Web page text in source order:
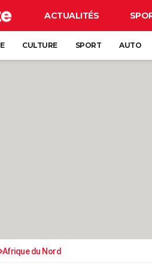
ACTUALITÉS
CULTURE SPORT AUTO
Afrique du Nord